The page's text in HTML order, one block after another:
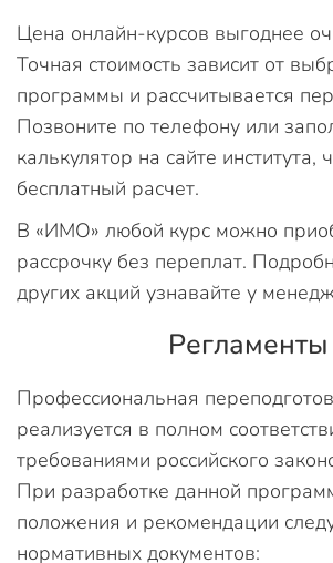
Цена онлайн-курсов выгоднее
Точная стоимость зависит от
программы и рассчитывается
Позвоните по телефону или
калькулятор на сайте института,
бесплатный расчет.
В «ИМО» любой курс можно
рассрочку без переплат.
других акций узнавайте у
Регламенты
Профессиональная
реализуется в полном
требованиями российского
При разработке данной
положения и рекомендации
нормативных документов: